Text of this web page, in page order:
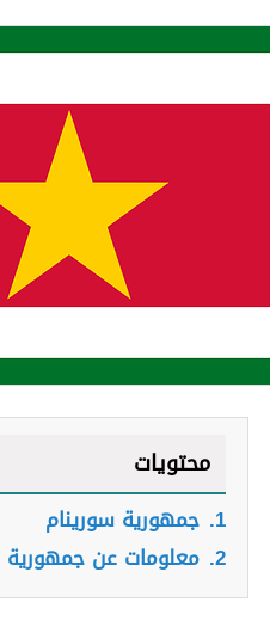
محتويات
1. جمهورية سورينام
2. معلومات عن جمهورية